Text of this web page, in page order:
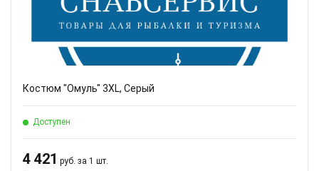
Костюм "Омуль" 3XL, Серый
Доступен
4 421 руб. за 1 шт.